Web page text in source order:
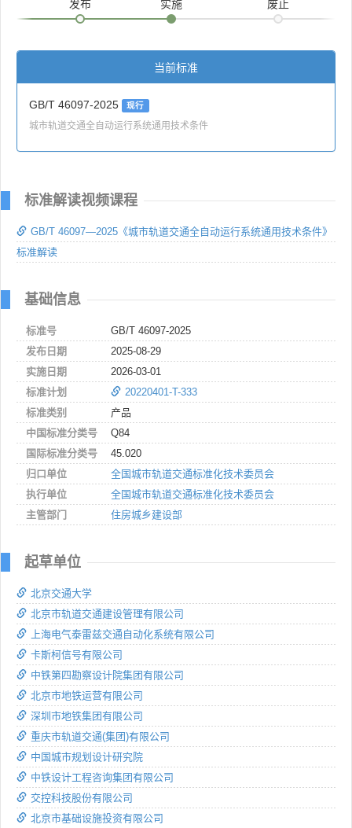
发布 实施 废止
当前标准
GB/T 46097-2025 现行
城市轨道交通全自动运行系统通用技术条件
标准解读视频课程
GB/T 46097—2025《城市轨道交通全自动运行系统通用技术条件》
标准解读
基础信息
标准号
GB/T 46097-2025
发布日期
2025-08-29
实施日期
2026-03-01
标准计划
20220401-T-333
标准类别
产品
中国标准分类号
Q84
国际标准分类号
45.020
归口单位
全国城市轨道交通标准化技术委员会
执行单位
全国城市轨道交通标准化技术委员会
主管部门
住房城乡建设部
起草单位
北京交通大学
北京市轨道交通建设管理有限公司
上海电气泰雷兹交通自动化系统有限公司
卡斯柯信号有限公司
中铁第四勘察设计院集团有限公司
北京市地铁运营有限公司
深圳市地铁集团有限公司
重庆市轨道交通(集团)有限公司
中国城市规划设计研究院
中铁设计工程咨询集团有限公司
交控科技股份有限公司
北京市基础设施投资有限公司